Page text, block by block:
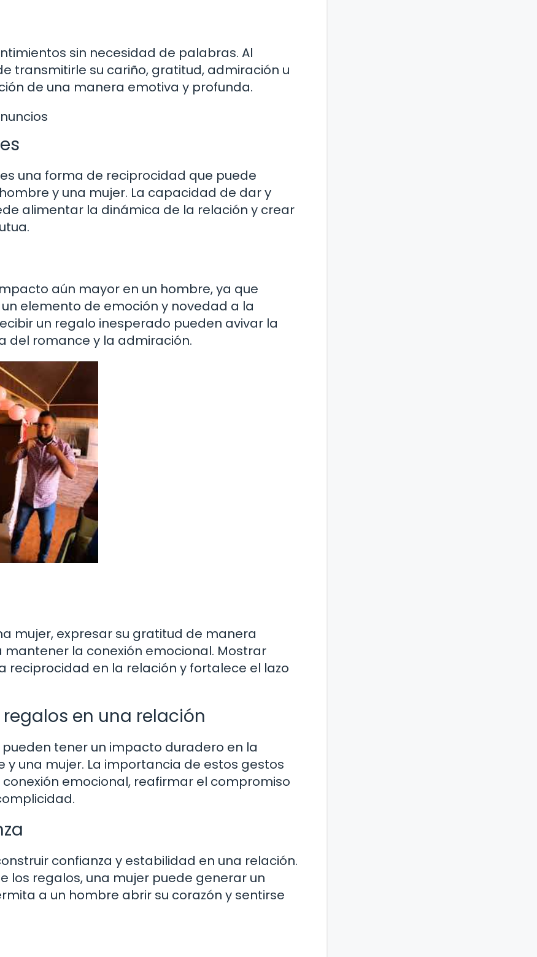
sin necesidad de palabras. Al
transmitirle su cariño, gratitud, admiración u
de una manera emotiva y profunda.
una forma de reciprocidad que puede
y una mujer. La capacidad de dar y
alimentar la dinámica de la relación y crear
aún mayor en un hombre, ya que
elemento de emoción y novedad a la
un regalo inesperado pueden avivar la
del romance y la admiración.
mujer, expresar su gratitud de manera
la conexión emocional. Mostrar
reciprocidad en la relación y fortalece el lazo
en una relación
tener un impacto duradero en la
una mujer. La importancia de estos gestos
emocional, reafirmar el compromiso
confianza y estabilidad en una relación.
los regalos, una mujer puede generar un
a un hombre abrir su corazón y sentirse